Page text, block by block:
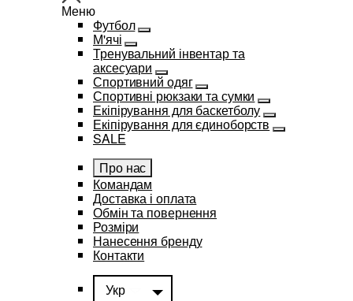
Меню
Футбол
М'ячі
Тренувальний інвентар та
аксесуари
Спортивний одяг
Спортивні рюкзаки та сумки
Екіпірування для баскетболу
Екіпірування для єдиноборств
SALE
Про нас
Командам
Доставка і оплата
Обмін та повернення
Розміри
Нанесення бренду
Контакти
Укр